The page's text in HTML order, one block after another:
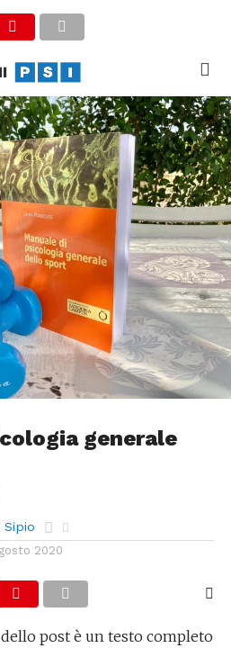
generale
Sipio
2020
post è un testo completo